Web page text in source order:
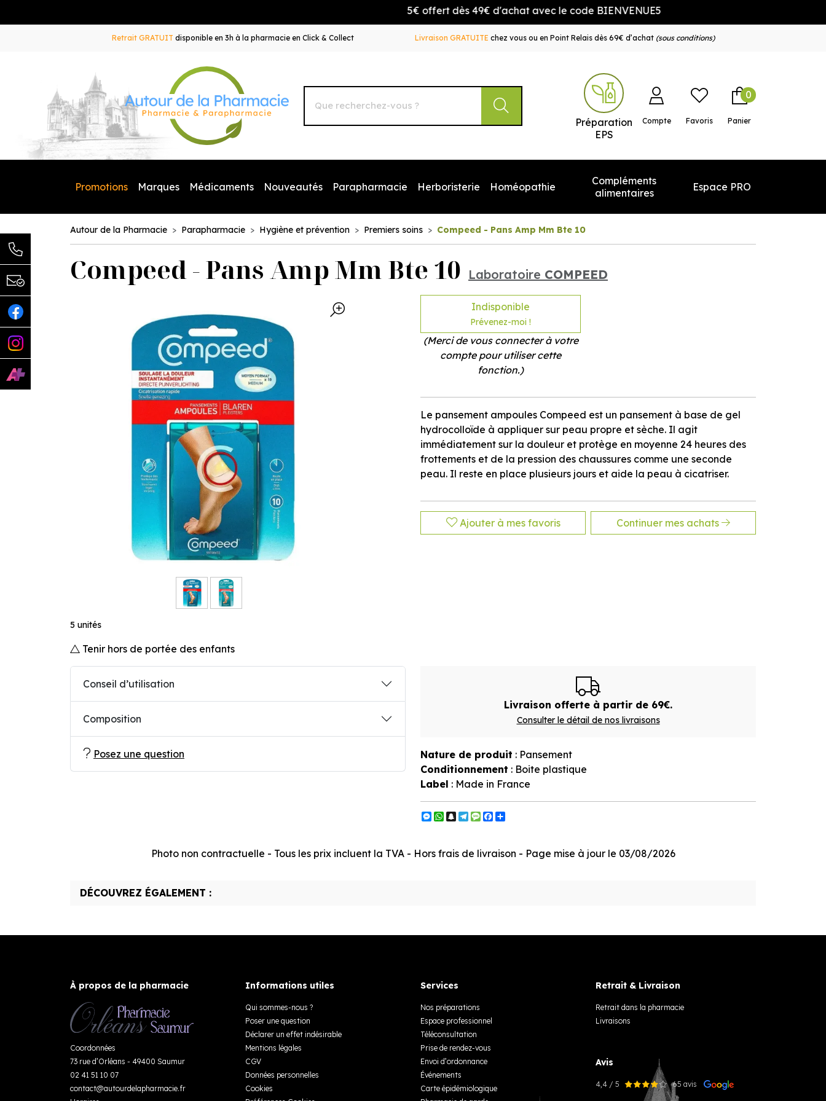
5€ offert dès 49€ d'achat avec le code BIENVENUE5
Retrait GRATUIT disponible en 3h à la pharmacie en Click & Collect Livraison GRATUITE chez vous ou en Point Relais dès 69€ d’achat (sous conditions)
Autour de la Pharmacie Votre pharmacie en ligne à votre service
Préparation
EPS
Compte Favoris Panier
0
Promotions Marques Médicaments Nouveautés Parapharmacie Herboristerie Homéopathie
Compléments
alimentaires
Espace PRO
Autour de la Pharmacie Parapharmacie Hygiène et prévention Premiers soins Compeed - Pans Amp Mm Bte 10
Compeed - Pans Amp Mm Bte 10 Laboratoire COMPEED
5 unités
Tenir hors de portée des enfants
Indisponible
Prévenez-moi !
(Merci de vous connecter à votre
compte pour utiliser cette
fonction.)
Le pansement ampoules Compeed est un pansement à base de gel
hydrocolloïde à appliquer sur peau propre et sèche. Il agit
immédiatement sur la douleur et protège en moyenne 24 heures des
frottements et de la pression des chaussures comme une seconde
peau. Il reste en place plusieurs jours et aide la peau à cicatriser.
Ajouter à mes favoris Continuer mes achats
Conseil d’utilisation
Composition
Posez une question
Livraison offerte à partir de 69€.
Consulter le détail de nos livraisons
Nature de produit : Pansement
Conditionnement : Boite plastique
Label : Made in France
Messenger
WhatsApp
Snapchat
Telegram
Message
Facebook
Photo non contractuelle - Tous les prix incluent la TVA - Hors frais de livraison - Page mise à jour le 03/08/2026
DÉCOUVREZ ÉGALEMENT :
À propos de la pharmacie
Coordonnées
73 rue d’Orléans - 49400 Saumur
02 41 51 10 07
contact@autourdelapharmacie.fr
Informations utiles
Qui sommes-nous ?
Poser une question
Déclarer un effet indésirable
Mentions légales
CGV
Données personnelles
Cookies
Services
Nos préparations
Espace professionnel
Téléconsultation
Prise de rendez-vous
Envoi d’ordonnance
Événements
Carte épidémiologique
Retrait & Livraison
Retrait dans la pharmacie
Livraisons
Avis
4,4 / 5 65 avis